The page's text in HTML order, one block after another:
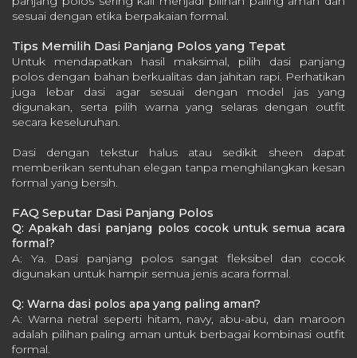
sesuai dengan etika berpakaian formal.
Tips Memilih Dasi Panjang Polos yang Tepat
Untuk mendapatkan hasil maksimal, pilih dasi panjang
polos dengan bahan berkualitas dan jahitan rapi. Perhatikan
juga lebar dasi agar sesuai dengan model jas yang
digunakan, serta pilih warna yang selaras dengan outfit
secara keseluruhan.
Dasi dengan tekstur halus atau sedikit sheen dapat
memberikan sentuhan elegan tanpa menghilangkan kesan
formal yang bersih.
FAQ Seputar Dasi Panjang Polos
Q: Apakah dasi panjang polos cocok untuk semua acara
formal?
A: Ya. Dasi panjang polos sangat fleksibel dan cocok
digunakan untuk hampir semua jenis acara formal.
Q: Warna dasi polos apa yang paling aman?
A: Warna netral seperti hitam, navy, abu-abu, dan maroon
adalah pilihan paling aman untuk berbagai kombinasi outfit
formal.